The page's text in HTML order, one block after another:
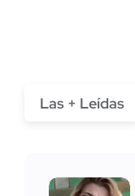
Las + Leídas